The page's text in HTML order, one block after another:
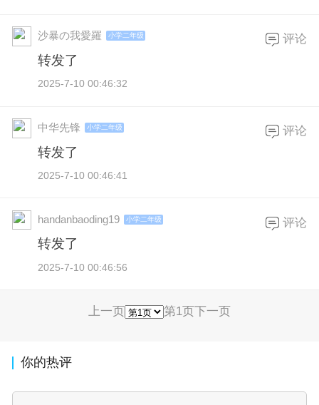
沙暴の我愛羅 小学二年级
转发了
2025-7-10 00:46:32
评论
中华先锋 小学二年级
转发了
2025-7-10 00:46:41
评论
handanbaoding19 小学二年级
转发了
2025-7-10 00:46:56
评论
上一页 第1页下一页
你的热评